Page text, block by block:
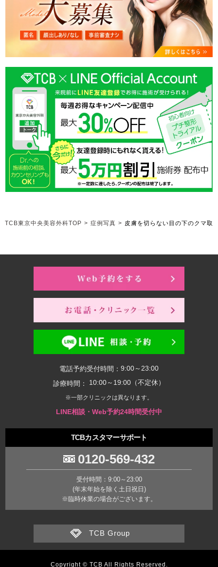
TCB東京中央美容外科TOP > 症例写真 > 皮膚を切らない目の下のクマ取
電話予約受付時間： 9:00～23:00
診療時間：
10:00～19:00（不定休）
※一部クリニックは異なります。
LINE相談・Web予約24時間受付中
TCBカスタマーサポート
0120-569-432
受付時間：9:00～23:00
(年末年始を除く土日祝日)
※臨時休業の場合がございます。
TCB Group
Copyright © TCB All Rights Reserved.